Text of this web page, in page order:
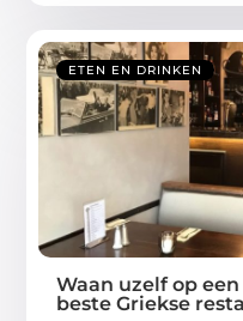
ETEN EN DRINKEN
Waan uzelf op
beste Griekse